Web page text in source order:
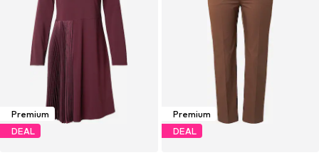
Premium
DEAL
Premium
DEAL